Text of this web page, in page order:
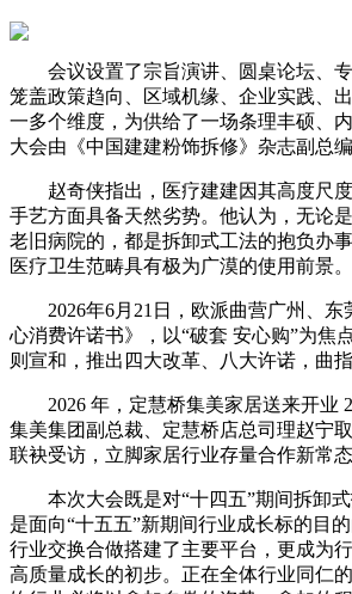
会议设置了宗旨演讲、圆桌论坛、专
笼盖政策趋向、区域机缘、企业实践、
一多个维度，为供给了一场条理丰硕、
大会由《中国建建粉饰拆修》杂志副总编
赵奇侠指出，医疗建建因其高度尺度
手艺方面具备天然劣势。他认为，无论
老旧病院的，都是拆卸式工法的抱负办
医疗卫生范畴具有极为广漠的使用前景。
2026年6月21日，欧派曲营广州、东
心消费许诺书》，以“破套 安心购”为焦
则宣和，推出四大改革、八大许诺，曲
2026 年，定慧桥集美家居送来开业
集美集团副总裁、定慧桥店总司理赵宁
联袂受访，立脚家居行业存量合作新常
本次大会既是对“十四五”期间拆卸式
是面向“十五五”新期间行业成长标的目
行业交换合做搭建了主要平台，更成为
高质量成长的初步。正在全体行业同仁